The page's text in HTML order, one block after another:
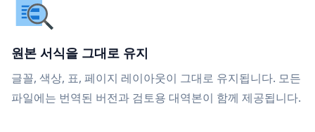
원본 서식을 그대로 유지
글꼴, 색상, 표, 페이지 레이아웃이 그대로 유지됩니다. 모든
파일에는 번역된 버전과 검토용 대역본이 함께 제공됩니다.